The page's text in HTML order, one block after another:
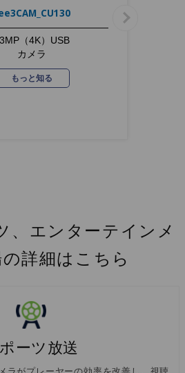
（4K）USB
カメラ
もっと知る
、エンターテインメ
詳細はこちら
ーツ放送